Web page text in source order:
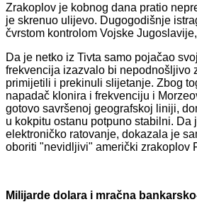
Zrakoplov je kobnog dana pratio
je skrenuo ulijevo. Dugogodišnje
čvrstom kontrolom Vojske
Da je netko iz Tivta samo pojačao
frekvencija izazvalo bi nepodnošljivo
primijetili i prekinuli slijetanje. Zbog
napadač klonira i frekvenciju i
gotovo savršenoj geografskoj liniji,
u kokpitu ostanu potpuno stabilni.
elektroničko ratovanje, dokazala je
oboriti "nevidljivi" američki zrakoplov
Milijarde dolara i mračna